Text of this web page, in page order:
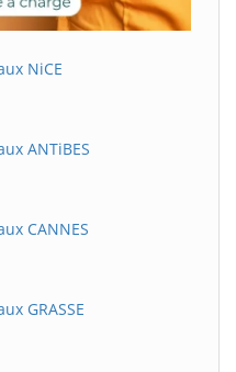
NiCE
ANTiBES
CANNES
GRASSE